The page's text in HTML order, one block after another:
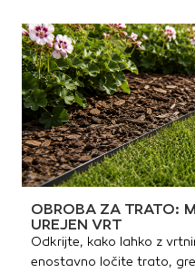
OBROBA ZA TRATO:
UREJEN VRT
Odkrijte, kako lahko z
enostavno ločite trato,